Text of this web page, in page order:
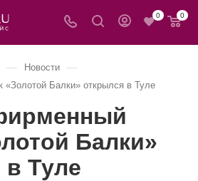
0 0
— Новости —
Балки» открылся в Туле
Балки»
Туле